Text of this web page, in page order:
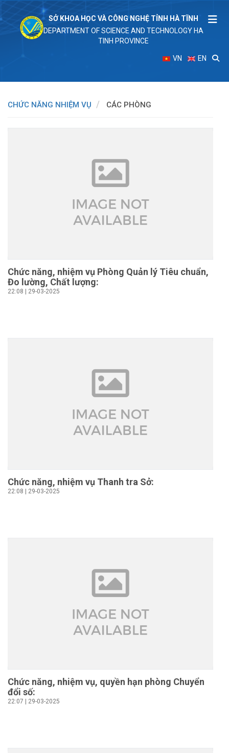
SỞ KHOA HỌC VÀ CÔNG NGHỆ TỈNH HÀ TĨNH
DEPARTMENT OF SCIENCE AND TECHNOLOGY HA
TINH PROVINCE
VN EN
CHỨC NĂNG NHIỆM VỤ CÁC PHÒNG
Chức năng, nhiệm vụ Phòng Quản lý Tiêu chuẩn,
Đo lường, Chất lượng:
22:08 | 29-03-2025
Chức năng, nhiệm vụ Thanh tra Sở:
22:08 | 29-03-2025
Chức năng, nhiệm vụ, quyền hạn phòng Chuyển
đổi số:
22:07 | 29-03-2025